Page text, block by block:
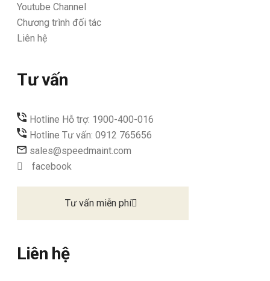
Youtube Channel
Chương trình đối tác
Liên hệ
Tư vấn
Hotline Hỗ trợ: 1900-400-016
Hotline Tư vấn: 0912 765656
sales@speedmaint.com
facebook
Tư vấn miễn phí
Liên hệ